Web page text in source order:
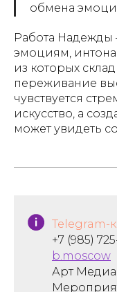
обмена
Работа
эмоциям,
из которых
переживание
чувствуется
искусство, а
может увидеть
Telegram-
+7 (985) 725-
b.moscow
Арт Медиа